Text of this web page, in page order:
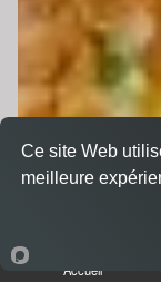
Accueil
Ce site Web
meilleure